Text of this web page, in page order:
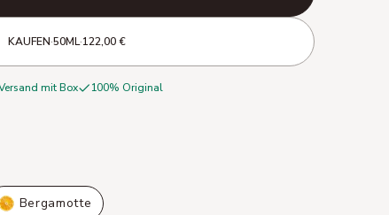
KAUFEN·50ML·122,00 €
mit Box 100% Original
Bergamotte